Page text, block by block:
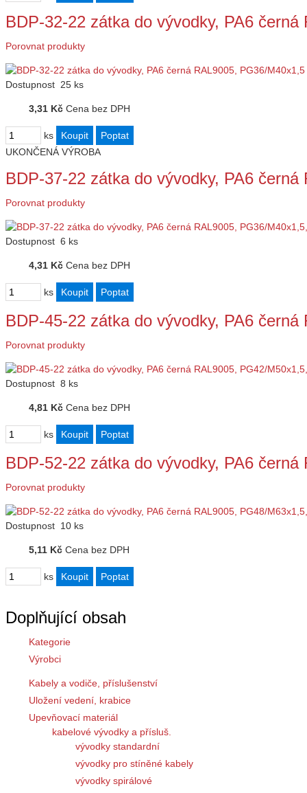
BDP-32-22 zátka do vývodky, PA6
Porovnat produkty
Dostupnost 25 ks
3,31 Kč Cena bez DPH
ks
UKONČENÁ VÝROBA
BDP-37-22 zátka do vývodky, PA6
Porovnat produkty
Dostupnost 6 ks
4,31 Kč Cena bez DPH
ks
BDP-45-22 zátka do vývodky, PA6
Porovnat produkty
Dostupnost 8 ks
4,81 Kč Cena bez DPH
ks
BDP-52-22 zátka do vývodky, PA6
Porovnat produkty
Dostupnost 10 ks
5,11 Kč Cena bez DPH
ks
Doplňující obsah
Kategorie
Výrobci
Kabely a vodiče, příslušenství
Uložení vedení, krabice
Upevňovací materiál
kabelové vývodky a přísluš.
vývodky standardní
vývodky pro stíněné kabely
vývodky spirálové